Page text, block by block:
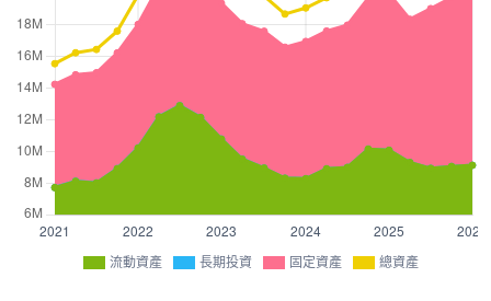
流動資產 長期投資 固定資產 總資產